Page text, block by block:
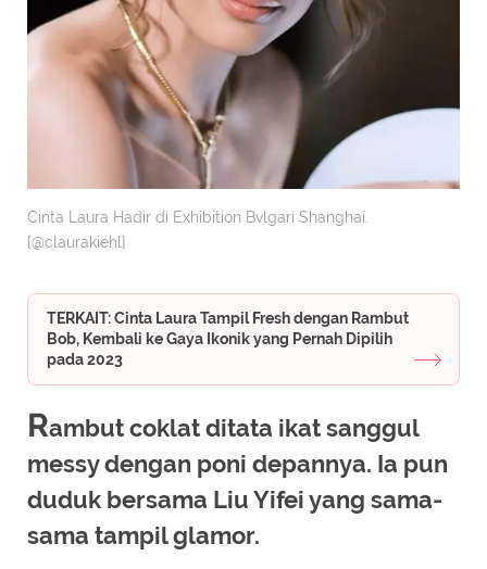
Cinta Laura Hadir di Exhibition Bvlgari Shanghai.
[@claurakiehl]
TERKAIT: Cinta Laura Tampil Fresh dengan Rambut
Bob, Kembali ke Gaya Ikonik yang Pernah Dipilih
pada 2023
Rambut coklat ditata ikat sanggul
messy dengan poni depannya. Ia pun
duduk bersama Liu Yifei yang sama-
sama tampil glamor.